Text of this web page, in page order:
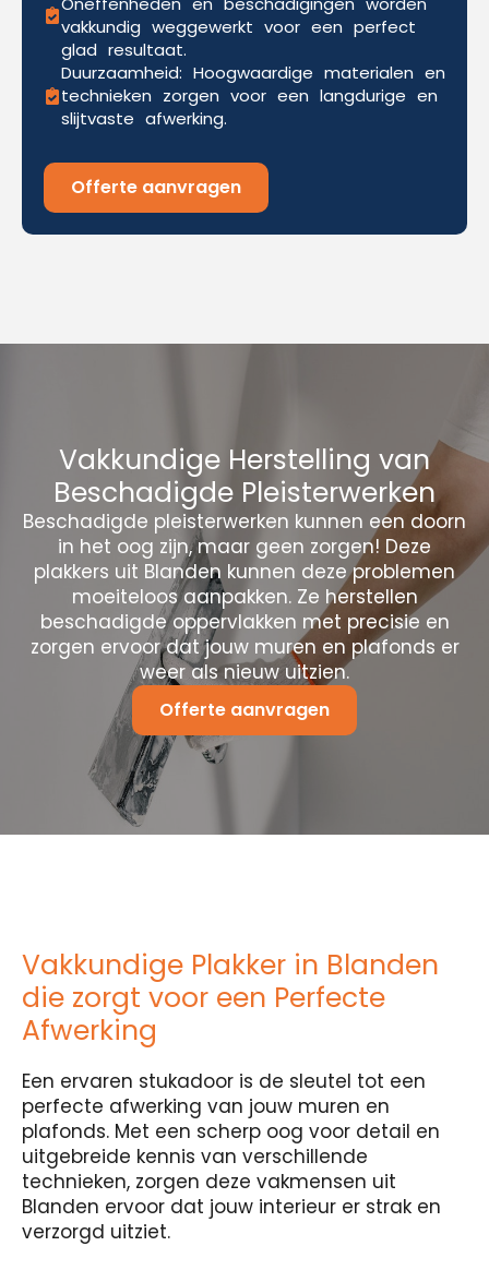
vakkundig weggewerkt voor een perfect
glad resultaat.
Duurzaamheid: Hoogwaardige materialen en
technieken zorgen voor een langdurige en
slijtvaste afwerking.
Offerte aanvragen
Vakkundige Herstelling van
Beschadigde Pleisterwerken
Beschadigde pleisterwerken kunnen een doorn
in het oog zijn, maar geen zorgen! Deze
plakkers uit Blanden kunnen deze problemen
moeiteloos aanpakken. Ze herstellen
beschadigde oppervlakken met precisie en
zorgen ervoor dat jouw muren en plafonds er
weer als nieuw uitzien.
Offerte aanvragen
Vakkundige Plakker in Blanden
die zorgt voor een Perfecte
Afwerking
Een ervaren stukadoor is de sleutel tot een
perfecte afwerking van jouw muren en
plafonds. Met een scherp oog voor detail en
uitgebreide kennis van verschillende
technieken, zorgen deze vakmensen uit
Blanden ervoor dat jouw interieur er strak en
verzorgd uitziet.